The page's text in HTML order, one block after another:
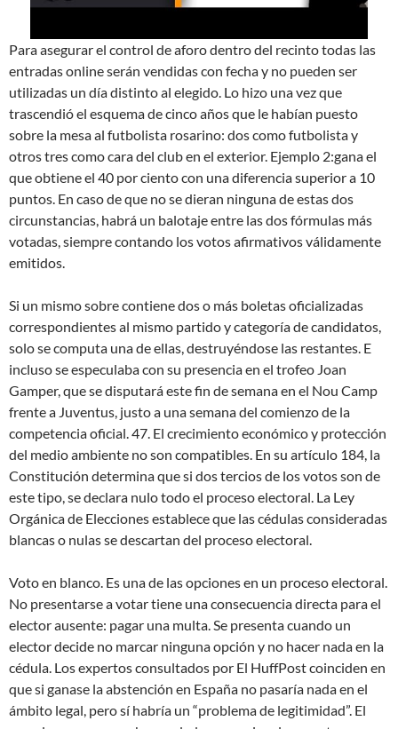
Para asegurar el control de aforo dentro del recinto todas las
entradas online serán vendidas con fecha y no pueden ser
utilizadas un día distinto al elegido. Lo hizo una vez que
trascendió el esquema de cinco años que le habían puesto
sobre la mesa al futbolista rosarino: dos como futbolista y
otros tres como cara del club en el exterior. Ejemplo 2:gana el
que obtiene el 40 por ciento con una diferencia superior a 10
puntos. En caso de que no se dieran ninguna de estas dos
circunstancias, habrá un balotaje entre las dos fórmulas más
votadas, siempre contando los votos afirmativos válidamente
emitidos.
Si un mismo sobre contiene dos o más boletas oficializadas
correspondientes al mismo partido y categoría de candidatos,
solo se computa una de ellas, destruyéndose las restantes. E
incluso se especulaba con su presencia en el trofeo Joan
Gamper, que se disputará este fin de semana en el Nou Camp
frente a Juventus, justo a una semana del comienzo de la
competencia oficial. 47. El crecimiento económico y protección
del medio ambiente no son compatibles. En su artículo 184, la
Constitución determina que si dos tercios de los votos son de
este tipo, se declara nulo todo el proceso electoral. La Ley
Orgánica de Elecciones establece que las cédulas consideradas
blancas o nulas se descartan del proceso electoral.
Voto en blanco. Es una de las opciones en un proceso electoral.
No presentarse a votar tiene una consecuencia directa para el
elector ausente: pagar una multa. Se presenta cuando un
elector decide no marcar ninguna opción y no hacer nada en la
cédula. Los expertos consultados por El HuffPost coinciden en
que si ganase la abstención en España no pasaría nada en el
ámbito legal, pero sí habría un “problema de legitimidad”. El